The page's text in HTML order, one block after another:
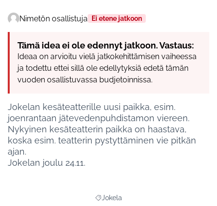
Nimetön osallistuja Ei etene jatkoon
Tämä idea ei ole edennyt jatkoon. Vastaus:
Ideaa on arvioitu vielä jatkokehittämisen vaiheessa
ja todettu ettei sillä ole edellytyksiä edetä tämän
vuoden osallistuvassa budjetoinnissa.
Jokelan kesäteatterille uusi paikka, esim.
joenrantaan jätevedenpuhdistamon viereen.
Nykyinen kesäteatterin paikka on haastava,
koska esim. teatterin pystyttäminen vie pitkän
ajan.
Jokelan joulu 24.11.
Rajaa tulokset aihepiirin mukaan:
Jokela